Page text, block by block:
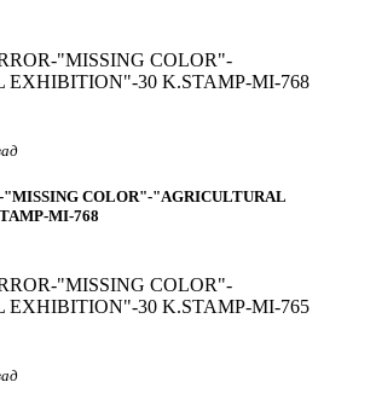
"MISSING COLOR"-"AGRICULTURAL
MI-768